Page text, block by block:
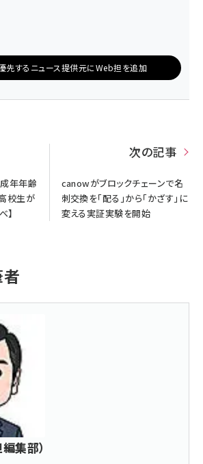
先するニュース提供元にWeb担を追加
年年齢
校生が
】
次の記事
canowがブロックチェーンで名
刺交換を「配る」から「かざす」に
変える実証実験を開始
集部）